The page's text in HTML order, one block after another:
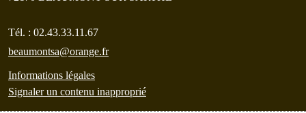
Tél. : 02.43.33.11.67
beaumontsa@orange.fr
Informations légales
Signaler un contenu inapproprié